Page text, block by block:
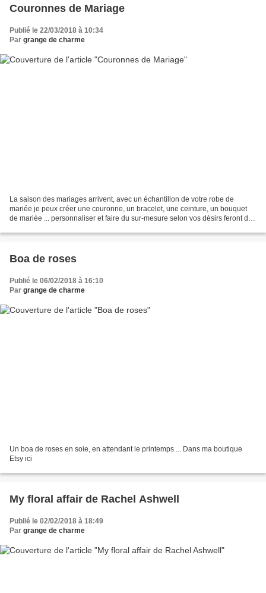
Couronnes de Mariage
Publié le 22/03/2018 à 10:34
Par grange de charme
La saison des mariages arrivent, avec un échantillon de votre robe de
mariée je peux créer une couronne, un bracelet, une ceinture, un bouquet
de mariée ... personnaliser et faire du sur-mesure selon vos désirs feront de
Boa de roses
Publié le 06/02/2018 à 16:10
Par grange de charme
Un boa de roses en soie, en attendant le printemps ... Dans ma boutique
Etsy ici
My floral affair de Rachel Ashwell
Publié le 02/02/2018 à 18:49
Par grange de charme